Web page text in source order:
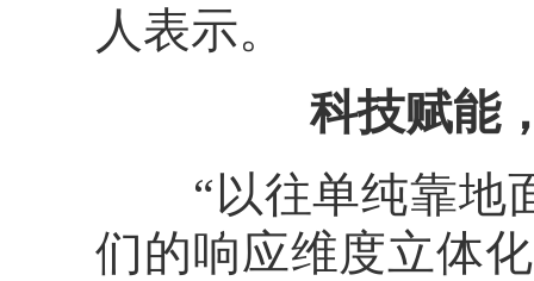
人表示。
科技赋能
“以往单纯靠地面
们的响应维度立体